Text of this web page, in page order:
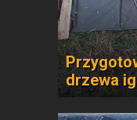
drzewa